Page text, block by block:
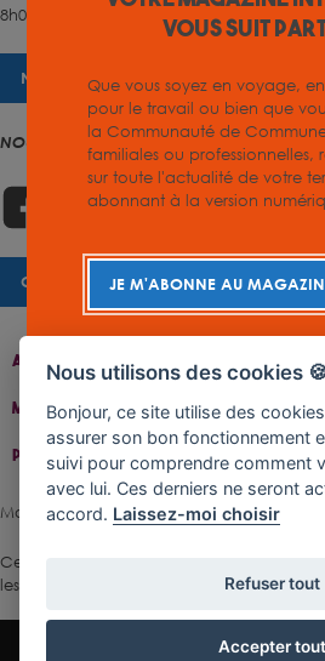
Accueil Contact Plan Du Site
Mentions Légales Gestion De
Politique De Confidentialité
8h00 – 12h00 et 13h30 – 17h00
NOUS CONTACTER
NOUS SUIVRE
CHARTE GRAPHIQUE
Made with ♥ by Rangoon
Ce site est protégé par reCAPTCHA.
les conditions d'utilisation
de Google
vous suit
Que vous soyez en voyage,
pour le travail ou bien que
la Communauté de
familiales ou professionnelles,
sur toute l'actualité de votre
abonnant à la version
JE M'ABONNE AU
Nous utilisons des cookies
Bonjour, ce site utilise des
assurer son bon fonctionnement
suivi pour comprendre comment
avec lui. Ces derniers ne seront
accord. Laissez-moi choisir
Refuser tout
Accepter tout